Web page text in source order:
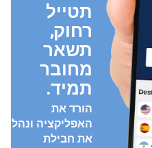
תטייל
רחוק,
תשאר
מחובר
תמיד.
הורד את
האפליקציה ונהל
את חבילת